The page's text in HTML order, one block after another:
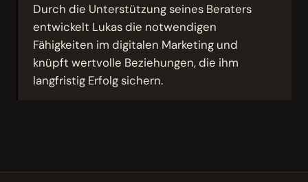
Durch die Unterstützung seines Beraters
entwickelt Lukas die notwendigen
Fähigkeiten im digitalen Marketing und
knüpft wertvolle Beziehungen, die ihm
langfristig Erfolg sichern.